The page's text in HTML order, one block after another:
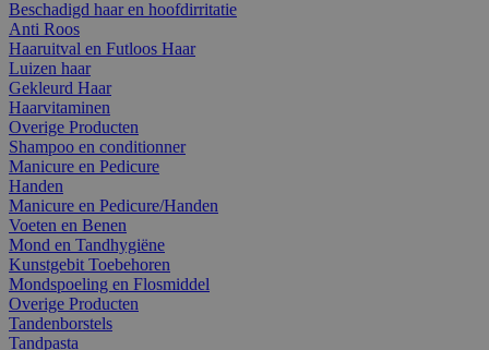
Beschadigd haar en hoofdirritatie
Anti Roos
Haaruitval en Futloos Haar
Luizen haar
Gekleurd Haar
Haarvitaminen
Overige Producten
Shampoo en conditionner
Manicure en Pedicure
Handen
Manicure en Pedicure/Handen
Voeten en Benen
Mond en Tandhygiëne
Kunstgebit Toebehoren
Mondspoeling en Flosmiddel
Overige Producten
Tandenborstels
Tandpasta